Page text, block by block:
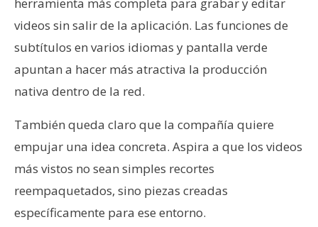
videos sin salir de la aplicación. Las funciones de
subtítulos en varios idiomas y pantalla verde
apuntan a hacer más atractiva la producción
nativa dentro de la red.
También queda claro que la compañía quiere
empujar una idea concreta. Aspira a que los videos
más vistos no sean simples recortes
reempaquetados, sino piezas creadas
específicamente para ese entorno.